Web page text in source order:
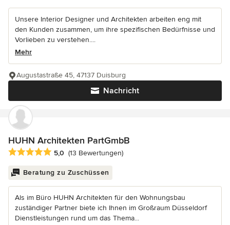
Unsere Interior Designer und Architekten arbeiten eng mit
den Kunden zusammen, um ihre spezifischen Bedürfnisse und
Vorlieben zu verstehen....
Mehr
Nachricht
Augustastraße 45, 47137 Duisburg
HUHN Architekten PartGmbB
Durchschnittliche Bewertung: 5 von 5 Sternen
5,0 (13 Bewertungen)
Beratung zu Zuschüssen
Als im Büro HUHN Architekten für den Wohnungsbau
zuständiger Partner biete ich Ihnen im Großraum Düsseldorf
Dienstleistungen rund um das Thema...